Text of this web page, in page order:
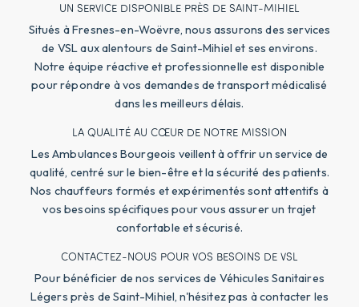
UN SERVICE DISPONIBLE PRÈS DE SAINT-MIHIEL
Situés à Fresnes-en-Woëvre, nous assurons des services
de VSL aux alentours de Saint-Mihiel et ses environs.
Notre équipe réactive et professionnelle est disponible
pour répondre à vos demandes de transport médicalisé
dans les meilleurs délais.
LA QUALITÉ AU CŒUR DE NOTRE MISSION
Les Ambulances Bourgeois veillent à offrir un service de
qualité, centré sur le bien-être et la sécurité des patients.
Nos chauffeurs formés et expérimentés sont attentifs à
vos besoins spécifiques pour vous assurer un trajet
confortable et sécurisé.
CONTACTEZ-NOUS POUR VOS BESOINS DE VSL
Pour bénéficier de nos services de Véhicules Sanitaires
Légers près de Saint-Mihiel, n'hésitez pas à contacter les